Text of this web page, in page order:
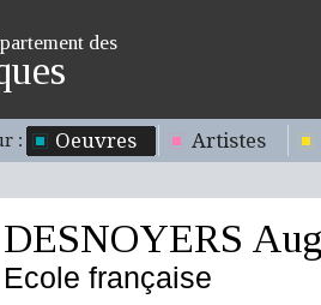
des
: Oeuvres Artistes
DESNOYERS
Ecole française